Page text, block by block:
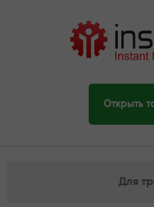
Открыть
Для